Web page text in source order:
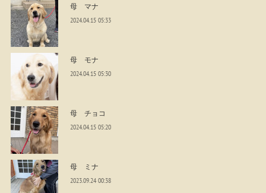
母 マナ
2024.04.15 05:33
母 モナ
2024.04.15 05:30
母 チョコ
2024.04.15 05:20
母 ミナ
2023.09.24 00:38